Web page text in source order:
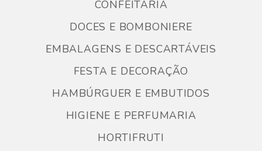
CONFEITARIA
DOCES E BOMBONIERE
EMBALAGENS E DESCARTÁVEIS
FESTA E DECORAÇÃO
HAMBÚRGUER E EMBUTIDOS
HIGIENE E PERFUMARIA
HORTIFRUTI